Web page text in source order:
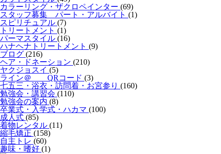
カラーリング・ザクロペインター (69)
スタッフ募集 パート・アルバイト (1)
スピリチュアル (7)
トリートメント (1)
パーマスタイル (16)
ハナヘナトリートメント (9)
ブログ (216)
ヘア・ドネーション (210)
ヤクジョスイ (5)
ライン＠ QRコード (3)
七五三・浴衣・訪問着・お宮参り (160)
勉強会・講習会 (110)
勉強会の案内 (8)
卒業式・入学式・ハカマ (100)
成人式 (85)
着物レンタル (11)
縮毛矯正 (158)
自主トレ (60)
趣味・嗜好 (1)